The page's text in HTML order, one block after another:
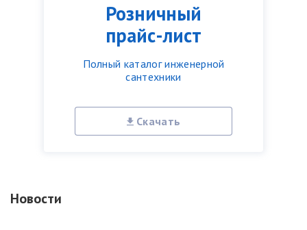
Розничный
прайс-лист
Полный каталог инженерной
сантехники
Скачать
Новости